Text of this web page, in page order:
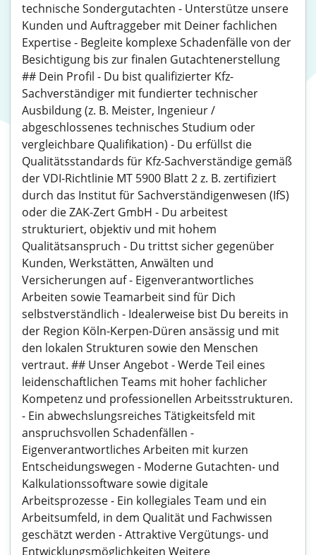
technische Sondergutachten - Unterstütze unsere
Kunden und Auftraggeber mit Deiner fachlichen
Expertise - Begleite komplexe Schadenfälle von der
Besichtigung bis zur finalen Gutachtenerstellung
## Dein Profil - Du bist qualifizierter Kfz-
Sachverständiger mit fundierter technischer
Ausbildung (z. B. Meister, Ingenieur /
abgeschlossenes technisches Studium oder
vergleichbare Qualifikation) - Du erfüllst die
Qualitätsstandards für Kfz-Sachverständige gemäß
der VDI-Richtlinie MT 5900 Blatt 2 z. B. zertifiziert
durch das Institut für Sachverständigenwesen (IfS)
oder die ZAK-Zert GmbH - Du arbeitest
strukturiert, objektiv und mit hohem
Qualitätsanspruch - Du trittst sicher gegenüber
Kunden, Werkstätten, Anwälten und
Versicherungen auf - Eigenverantwortliches
Arbeiten sowie Teamarbeit sind für Dich
selbstverständlich - Idealerweise bist Du bereits in
der Region Köln-Kerpen-Düren ansässig und mit
den lokalen Strukturen sowie den Menschen
vertraut. ## Unser Angebot - Werde Teil eines
leidenschaftlichen Teams mit hoher fachlicher
Kompetenz und professionellen Arbeitsstrukturen.
- Ein abwechslungsreiches Tätigkeitsfeld mit
anspruchsvollen Schadenfällen -
Eigenverantwortliches Arbeiten mit kurzen
Entscheidungswegen - Moderne Gutachten- und
Kalkulationssoftware sowie digitale
Arbeitsprozesse - Ein kollegiales Team und ein
Arbeitsumfeld, in dem Qualität und Fachwissen
geschätzt werden - Attraktive Vergütungs- und
Entwicklungsmöglichkeiten Weitere